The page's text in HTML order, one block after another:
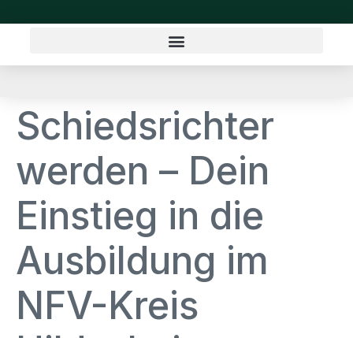
Schiedsrichter
werden – Dein
Einstieg in die
Ausbildung im
NFV-Kreis